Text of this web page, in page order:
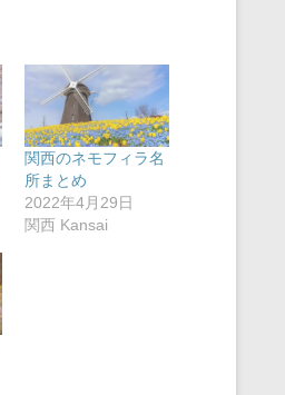
関西のネモフィラ名
所まとめ
2022年4月29日
関西 Kansai